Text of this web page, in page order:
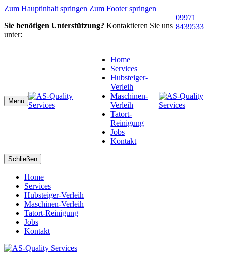
Zum Hauptinhalt springen Zum Footer springen
Sie benötigen Unterstützung? Kontaktieren Sie uns
unter:
09971
8439533
Menü
Home
Services
Hubsteiger-
Verleih
Maschinen-
Verleih
Tatort-
Reinigung
Jobs
Kontakt
Schließen
Home
Services
Hubsteiger-Verleih
Maschinen-Verleih
Tatort-Reinigung
Jobs
Kontakt